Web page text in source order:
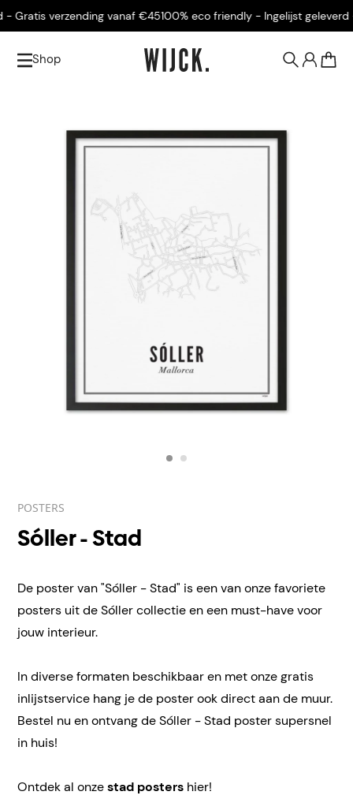
verzending vanaf €45100% eco friendly - Ingelijst geleverd -
Shop
POSTERS
Sóller - Stad
De poster van "Sóller - Stad" is een van onze favoriete
posters uit de Sóller collectie en een must-have voor
jouw interieur.
In diverse formaten beschikbaar en met onze gratis
inlijstservice hang je de poster ook direct aan de muur.
Bestel nu en ontvang de Sóller - Stad poster supersnel
in huis!
Ontdek al onzestad posters hier!